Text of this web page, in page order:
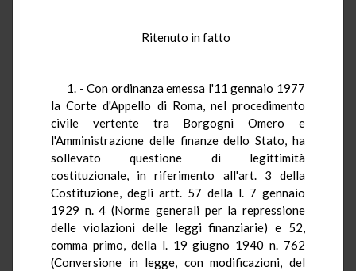
Ritenuto in fatto
1. - Con ordinanza emessa l'11 gennaio 1977
la Corte d'Appello di Roma, nel procedimento
civile vertente tra Borgogni Omero e
l'Amministrazione delle finanze dello Stato, ha
sollevato questione di legittimità
costituzionale, in riferimento all'art. 3 della
Costituzione, degli artt. 57 della l. 7 gennaio
1929 n. 4 (Norme generali per la repressione
delle violazioni delle leggi finanziarie) e 52,
comma primo, della l. 19 giugno 1940 n. 762
(Conversione in legge, con modificazioni, del